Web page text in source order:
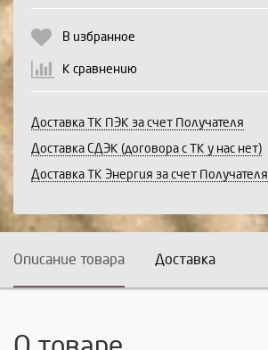
В избранное
К сравнению
Доставка ТК ПЭК за счет Получателя
Доставка СДЭК (договора с ТК у нас нет)
Доставка ТК Энергия за счет Получателя
Описание товара Доставка